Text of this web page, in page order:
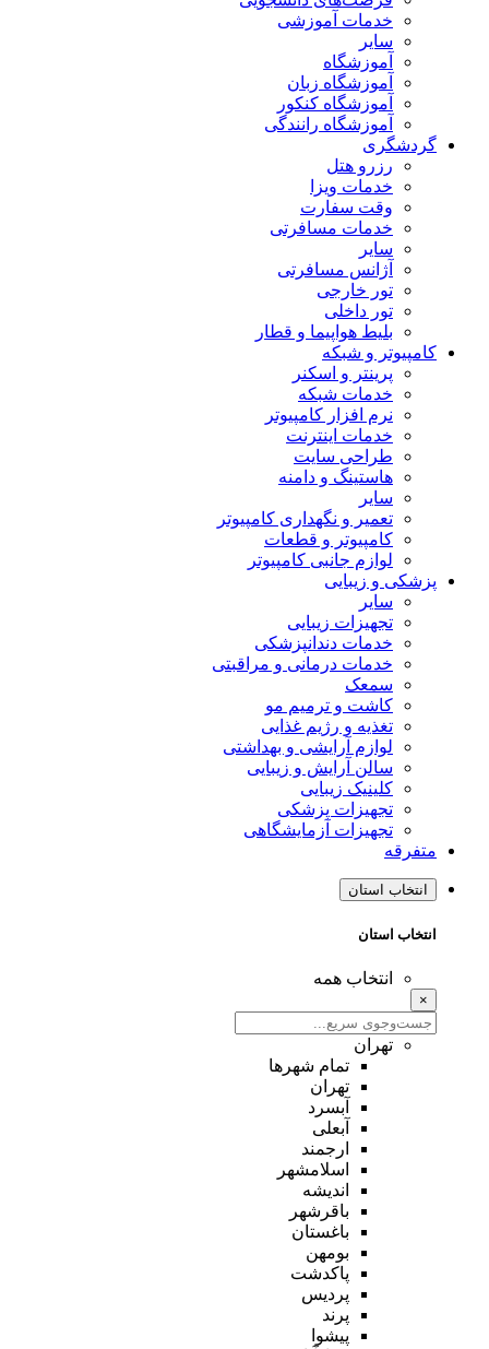
خدمات آموزشی
سایر
آموزشگاه
آموزشگاه زبان
آموزشگاه کنکور
آموزشگاه رانندگی
گردشگری
رزرو هتل
خدمات ویزا
وقت سفارت
خدمات مسافرتی
سایر
آژانس مسافرتی
تور خارجی
تور داخلی
بلیط هواپیما و قطار
کامپیوتر و شبکه
پرینتر و اسکنر
خدمات شبکه
نرم افزار کامپیوتر
خدمات اینترنت
طراحی سایت
هاستینگ و دامنه
سایر
تعمیر و نگهداری کامپیوتر
کامپیوتر و قطعات
لوازم جانبی کامپیوتر
پزشکی و زیبایی
سایر
تجهیزات زیبایی
خدمات دندانپزشکی
خدمات درمانی و مراقبتی
سمعک
کاشت و ترمیم مو
تغذیه و رژیم غذایی
لوازم آرایشی و بهداشتی
سالن آرایش و زیبایی
کلینیک زیبایی
تجهیزات پزشکی
تجهیزات آزمایشگاهی
متفرقه
انتخاب استان
انتخاب استان
انتخاب همه
×
تهران
تمام شهر‌ها
تهران
آبسرد
آبعلی
ارجمند
اسلامشهر
اندیشه
باقرشهر
باغستان
بومهن
پاکدشت
پردیس
پرند
پیشوا